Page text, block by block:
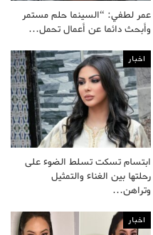
عمر لطفي: “السينما حلم مستمر
وأبحث دائما عن أعمال تحمل…
اخبار
ابتسام تسكت تسلط الضوء على
رحلتها بين الغناء والتمثيل
وتراهن…
اخبار